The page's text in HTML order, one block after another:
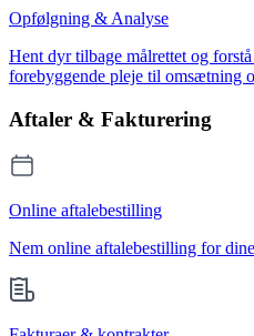
Opfølgning & Analyse
Hent dyr tilbage målrettet og
forebyggende pleje til omsætning
Aftaler & Fakturering
Online aftalebestilling
Nem online aftalebestilling for